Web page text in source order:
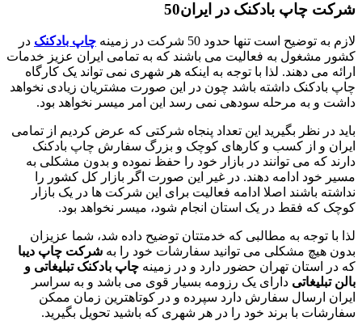
شرکت چاپ بادکنک در ایران50
لازم به توضیح است تنها حدود 50 شرکت در زمینه چاپ بادکنک در
کشور مشغول به فعالیت می باشند که به تمامی ایران عزیز خدمات
ارائه می دهند. لذا با توجه به اینکه هر شهری نمی تواند یک کارگاه
چاپ بادکنک داشته باشد چون در این صورت مشتریان زیادی نخواهد
داشت و به مرحله سودهی نمی رسد این امر میسر نخواهد بود.
باید در نظر بگیرید این تعداد پنجاه شرکتی که عرض کردیم از تمامی
ایران و از کسب و کارهای کوچک و بزرگ سفارش چاپ بادکنک
دارند که می توانند در بازار خود را حفظ نموده و بدون مشکلی به
مسیر خود ادامه دهند. در غیر این صورت اگر بازار کل کشور را
نداشته باشند اصلا ادامه فعالیت برای این شرکت ها در یک بازار
کوچک که فقط در یک استان انجام شود، میسر نخواهد بود.
لذا با توجه به مطالبی که خدمتتان توضیح داده شد، شما عزیزان
بدون هیچ مشکلی می توانید سفارشات خود را به شرکت چاپ دیبا
که در استان تهران حضور دارد و در زمینه چاپ بادکنک تبلیغاتی و
بالن تبلیغاتی دارای یک رزومه بسیار قوی می باشد و به سراسر
ایران ارسال سفارش دارد سپرده و در کوتاهترین زمان ممکن
سفارشات با برند خود را در هر شهری که باشید تحویل بگیرید.